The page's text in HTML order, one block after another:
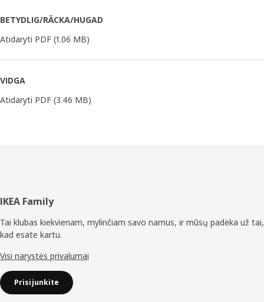
BETYDLIG/RÄCKA/HUGAD
Atidaryti PDF (1.06 MB)
VIDGA
Atidaryti PDF (3.46 MB)
Poraštė
IKEA Family
Tai klubas kiekvienam, mylinčiam savo namus, ir mūsų padėka už tai,
kad esate kartu.
Visi narystės privalumai
Prisijunkite